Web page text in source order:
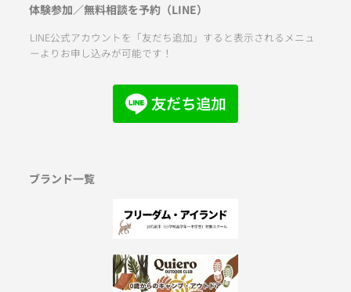
体験参加／無料相談を予約（LINE）
LINE公式アカウントを「友だち追加」すると表示されるメニュ
ーよりお申し込みが可能です！
ブランド一覧